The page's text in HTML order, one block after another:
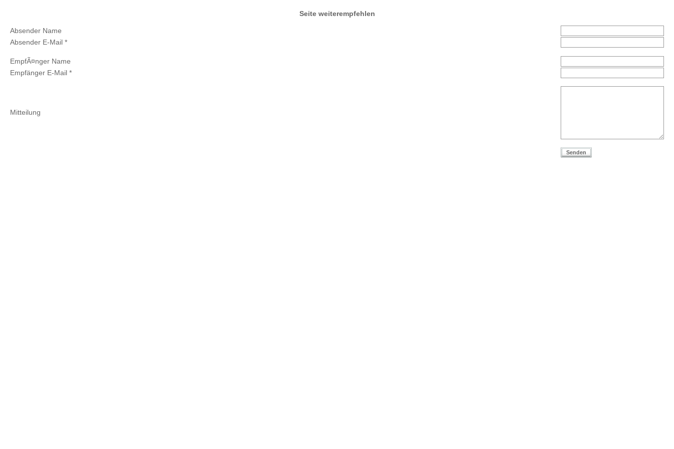
Seite weiterempfehlen
Absender Name
Absender E-Mail *
EmpfÃ¤nger Name
Empfänger E-Mail *
Mitteilung